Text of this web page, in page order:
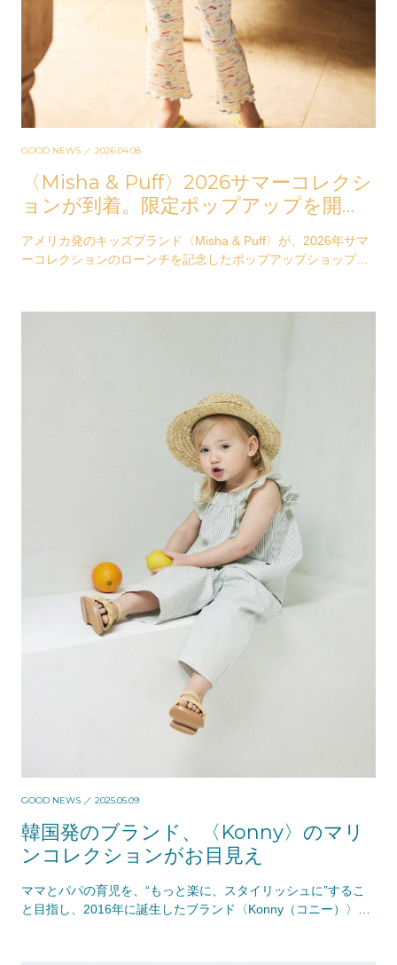
GOOD NEWS ／ 2026.04.08
〈Misha & Puff〉2026サマーコレクシ
ョンが到着。限定ポップアップを開
アメリカ発のキッズブランド〈Misha & Puff〉が、2026年サマ
ーコレクションのローンチを記念したポップアップショップを
GOOD NEWS ／ 2025.05.09
韓国発のブランド、〈Konny〉のマリ
ンコレクションがお目見え
ママとパパの育児を、“もっと楽に、スタイリッシュに”するこ
と目指し、2016年に誕生したブランド〈Konny（コニー）〉。